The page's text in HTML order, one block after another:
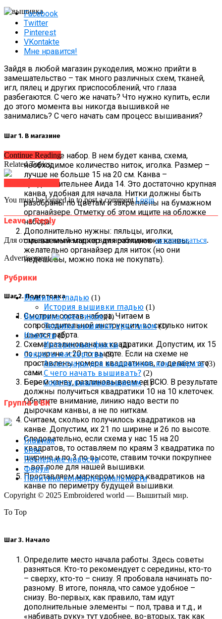
Facebook
Twitter
Pinterest
VKontakte
Мне нравится!
Зайдя в любой магазин рукоделия, можно прийти в
замешательство – так много различных схем, тканей,
игл, пялец и других приспособлений, что глаза
разбегаются. С чего же начать? Что нужно купить, если
до этого момента вы никогда вышивкой не
занимались? С чего начать сам процесс вышивания?
Шаг 1. В магазине
Выбирайте набор. В нем будет канва, схема,
необходимое количество ниток, иголка. Размер –
лучше не больше 15 на 20 см. Канва –
предпочтительнее Аида 14. Это достаточно крупная
канва, удобная для начала. Нитки должны быть
разобраны по цветам и закреплены на бумажном
органайзере. Отметку об этом ищите на обложке
набора.
Дополнительно нужны: пяльцы, иголки,
смываемый маркер для разлиновки канвы,
желательно органайзер для ниток (но они
недешевы, можно пока не покупать).
Шаг 2. Подготовка
Смотрим состав набора. Читаем в
сопроводительной инструкции, во сколько ниток
шьется работа.
Схема разлинована на квадратики. Допустим, их 15
по ширине и 20 по высоте. Если на схеме не
проставлены номера квадратиков, то делаем это
сами.
Берем канву, разлиновываем ее ВСЮ. В результате
должны получиться квадратики 10 на 10 клеточек.
Обратите внимание, линию надо вести по
дырочкам канвы, а не по ниткам.
Считаем, сколько получилось квадратиков на
канве. Допустим, их 21 по ширине и 26 по высоте.
Следовательно, если схема у нас 15 на 20
квадратов, то оставляем по краям 3 квадратика по
ширине и по 3 по высоте, ставим точки покрупнее
– вот поле для нашей вышивки.
Проставляем маркером номера квадратиков на
канве по периметру будущей вышивки.
Шаг 3. Начало
Определите место начала работы. Здесь советы
разняться. Кто-то рекомендует с середины, кто-то
– сверху, кто-то – снизу. Я пробовала начинать по-
разному. В итоге, поняла, что самое удобное –
снизу. Во-первых, как правило, там идут
дополнительные элементы – пол, трава и т.д., и
«набивать руку» тут удобнее, во-вторых, так как
Continue Reading
Related Topics:
You must be logged in to post a commentLogin
Leave a Reply
Для отправки комментария вам необходимоавторизоваться.
Advertisement
Рубрики
Вышивка гладью (1)
История вышивки гладью (1)
Вышивка крестиком(1)
Техника вышивки крестиком(1)
Новости(2)
Интересные факты(2)
Секреты мастерства(9)
Аксессуары для вышивания: как выбрать(3)
С чего начать вышивать? (2)
Советы вышивальщицам(1)
Группа в ВК
Главная
Блог
Последние новости
Форум
Политика конфеденциальности
Copyright © 2025 Embroidered world — Вышитый мир.
To Top